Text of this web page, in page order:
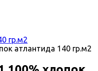
гр.м2
атлантида 140 гр.м2